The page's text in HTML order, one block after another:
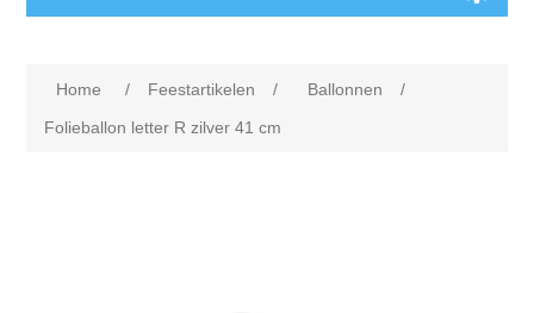
Home / Feestartikelen / Ballonnen
/
Folieballon letter R zilver 41 cm